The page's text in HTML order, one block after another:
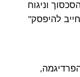
וניגוח
להיפסק"